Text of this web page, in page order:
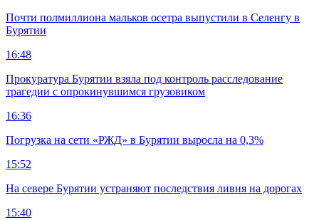
Почти полмиллиона мальков осетра выпустили в Селенгу в
Бурятии
16:48
Прокуратура Бурятии взяла под контроль расследование
трагедии с опрокинувшимся грузовиком
16:36
Погрузка на сети «РЖД» в Бурятии выросла на 0,3%
15:52
На севере Бурятии устраняют последствия ливня на дорогах
15:40